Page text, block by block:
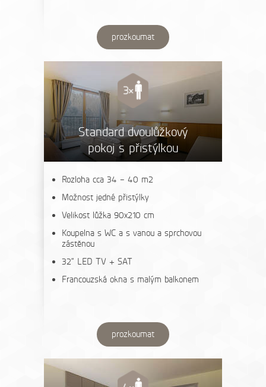
prozkoumat
Standard dvoulůžkový
pokoj s přistýlkou
Rozloha cca 34 – 40 m2
Možnost jedné přistýlky
Velikost lůžka 90x210 cm
Koupelna s WC a s vanou a sprchovou
zástěnou
32“ LED TV + SAT
Francouzská okna s malým balkonem
prozkoumat